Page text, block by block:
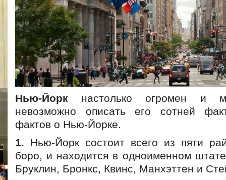
Нью-Йорк настолько огромен и
невозможно описать его сотней
фактов о Нью-Йорке.
1. Нью-Йорк состоит всего из пяти
боро, и находится в одноименном
Бруклин, Бронкс, Квинс, Манхэттен и